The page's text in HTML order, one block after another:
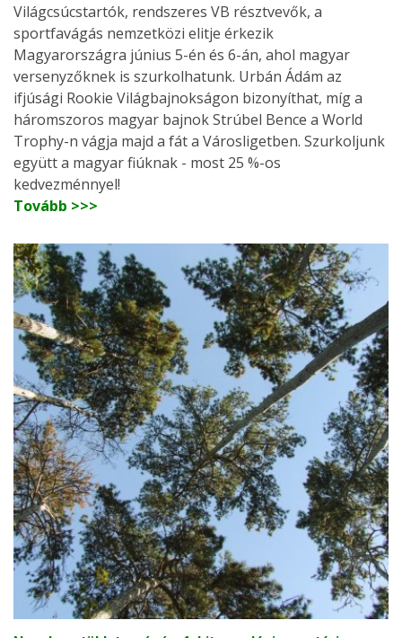
Világcsúcstartók, rendszeres VB résztvevők, a
sportfavágás nemzetközi elitje érkezik
Magyarországra június 5-én és 6-án, ahol magyar
versenyzőknek is szurkolhatunk. Urbán Ádám az
ifjúsági Rookie Világbajnokságon bizonyíthat, míg a
háromszoros magyar bajnok Strúbel Bence a World
Trophy-n vágja majd a fát a Városligetben. Szurkoljunk
együtt a magyar fiúknak - most 25 %-os
kedvezménnyel!
Tovább >>>